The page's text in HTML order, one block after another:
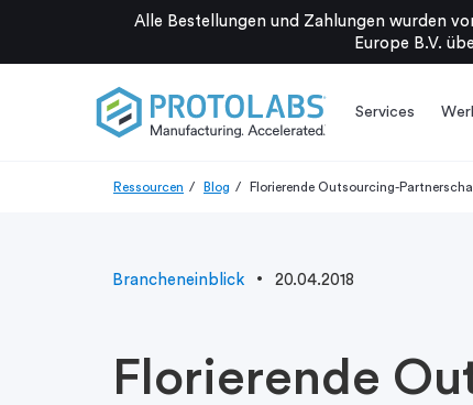
Alle Bestellungen und Zahlungen wurden
Europe B.V.
Services
Ressourcen Blog Florierende Outsourcing-
Brancheneinblick 20.04.2018
Florierende